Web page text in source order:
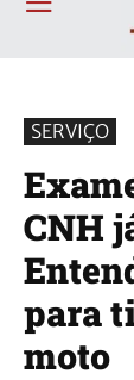
SERVIÇO
CNH
para
moto